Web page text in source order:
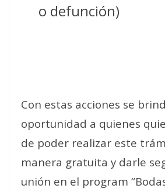
o defunción)
Con estas acciones se
oportunidad a quienes
de poder realizar este
manera gratuita y darle
unión en el program